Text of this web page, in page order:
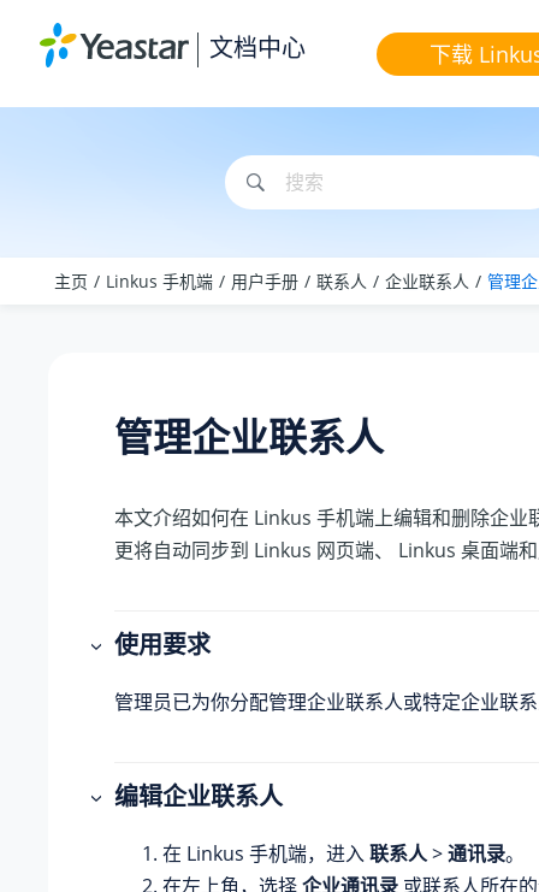
文档中心 下载
主页 Linkus 手机端 用户手册 联系人 企业联系人 管理
管理企业联系人
本文介绍如何在 Linkus 手机端上编辑和删除企业
更将自动同步到 Linkus 网页端、 Linkus 桌面端
使用要求
管理员已为你分配管理企业联系人或特定企业联
编辑企业联系人
在 Linkus 手机端，进入联系人>通讯录。
在左上角，选择企业通讯录 或联系人所在